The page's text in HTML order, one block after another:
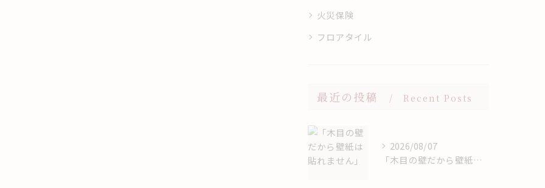
火災保険
フロアタイル
最近の投稿 Recent Posts
2026/08/07
「木目の壁だから壁紙は貼れません」